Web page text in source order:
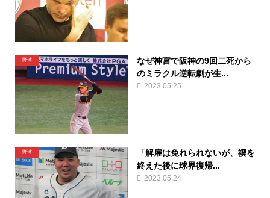
野球
なぜ神宮で阪神の9回二死から
のミラクル逆転劇が生...
2023.05.25
野球
「解雇は免れられないが、禊を
終えた後に球界復帰...
2023.05.24